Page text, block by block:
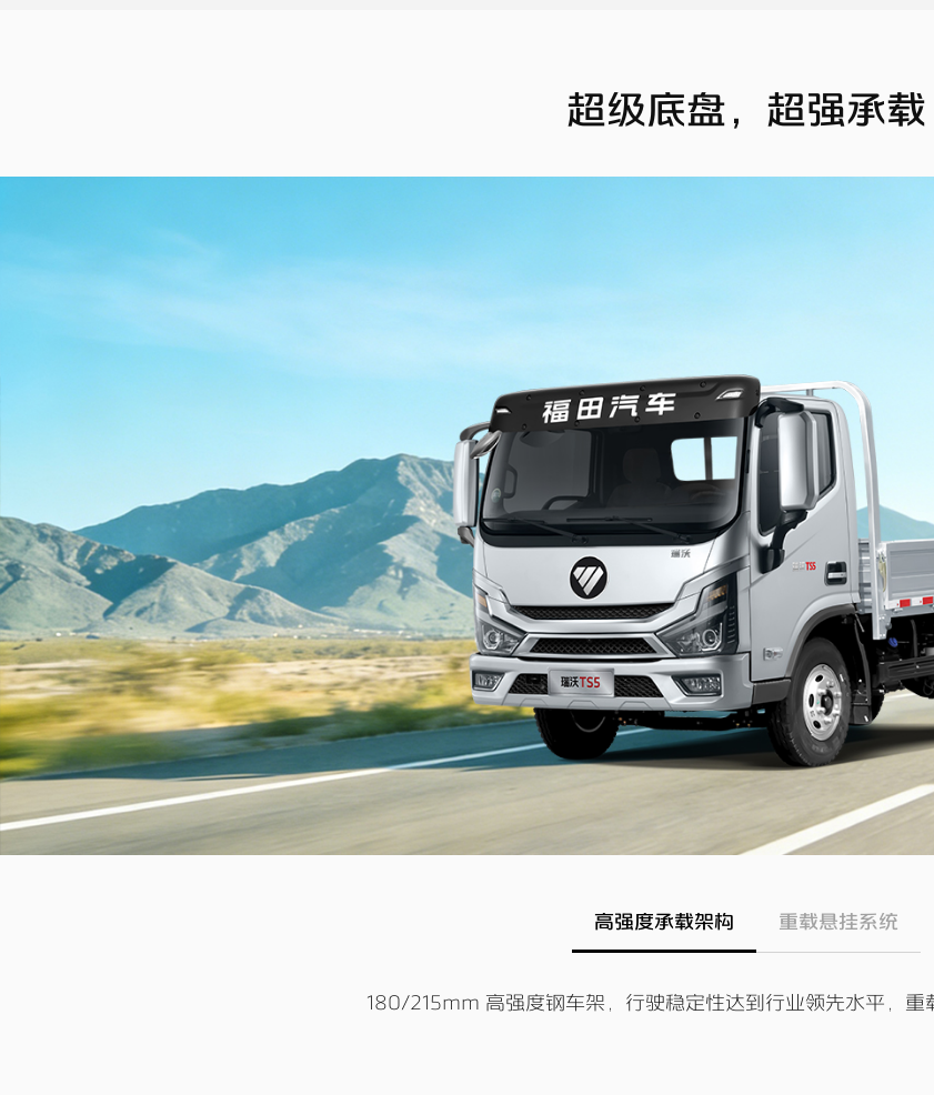
超级底盘，超强承载
高强度承载架构 重载悬挂系统
180/215mm 高强度钢车架，行驶稳定性达到行业领先水平，重